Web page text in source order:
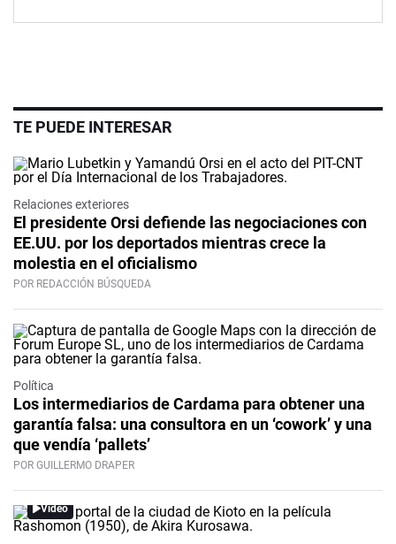
TE PUEDE INTERESAR
Relaciones exteriores
El presidente Orsi defiende las negociaciones con
EE.UU. por los deportados mientras crece la
molestia en el oficialismo
POR REDACCIÓN BÚSQUEDA
Política
Los intermediarios de Cardama para obtener una
garantía falsa: una consultora en un ‘cowork’ y una
que vendía ‘pallets’
POR GUILLERMO DRAPER
Video